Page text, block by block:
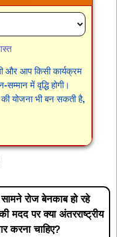
और आप किसी कार्यक्रम
में वृद्धि होगी।
योजना भी बन सकती है,
रोज बेनकाब हो रहे
मदद पर क्या अंतरराष्ट्रीय
करना चाहिए?